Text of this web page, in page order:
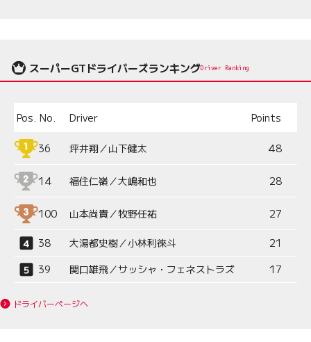
スーパーGTドライバーズランキングDriver Ranking
Pos. No. Driver Points
36 坪井翔／山下健太 48
14 福住仁嶺／大嶋和也 28
100 山本尚貴／牧野任祐 27
38 大湯都史樹／小林利徠斗
21
39
関口雄飛／サッシャ・フェネストラズ 17
ドライバーページへ